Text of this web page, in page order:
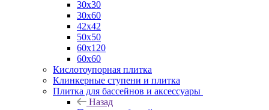
30х30
30х60
42х42
50х50
60х120
60х60
Кислотоупорная плитка
Клинкерные ступени и плитка
Плитка для бассейнов и аксессуары
Назад